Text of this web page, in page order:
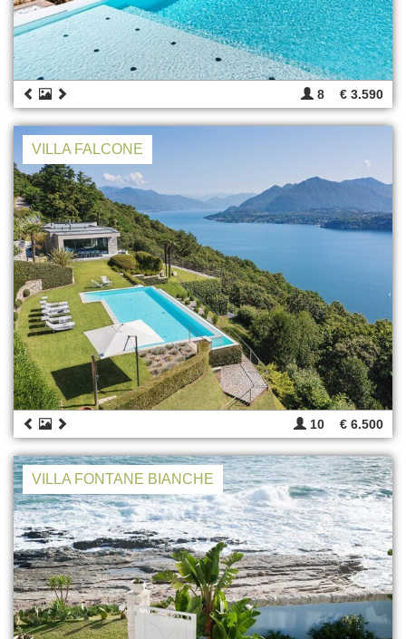
8 € 3.590
VILLA FALCONE
10 € 6.500
VILLA FONTANE BIANCHE